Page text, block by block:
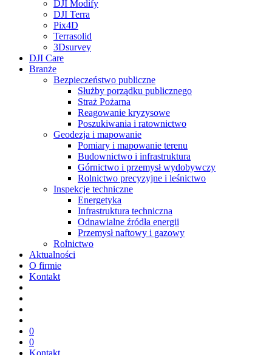
DJI Modify
DJI Terra
Pix4D
Terrasolid
3Dsurvey
DJI Care
Branże
Bezpieczeństwo publiczne
Służby porządku publicznego
Straż Pożarna
Reagowanie kryzysowe
Poszukiwania i ratownictwo
Geodezja i mapowanie
Pomiary i mapowanie terenu
Budownictwo i infrastruktura
Górnictwo i przemysł wydobywczy
Rolnictwo precyzyjne i leśnictwo
Inspekcje techniczne
Energetyka
Infrastruktura techniczna
Odnawialne źródła energii
Przemysł naftowy i gazowy
Rolnictwo
Aktualności
O firmie
Kontakt
0
0
Kontakt